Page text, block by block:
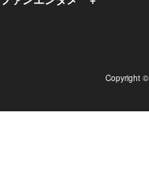
Copyright